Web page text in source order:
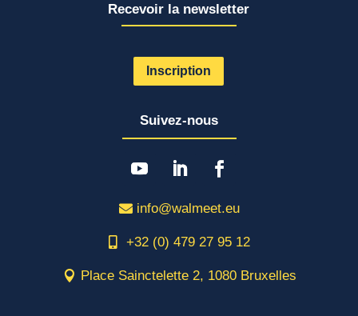
Recevoir la newsletter
Inscription
Suivez-nous
info@walmeet.eu
+32 (0) 479 27 95 12
Place Sainctelette 2, 1080 Bruxelles